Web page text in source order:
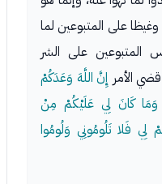
وغيظا على المتبوعين لما
المتبوعين على الشر
الأمر إِنَّ اللَّهَ وَعَدَكُمْ
كَانَ لِي عَلَيْكُمْ مِنْ
فَلا تَلُومُونِي وَلُومُوا